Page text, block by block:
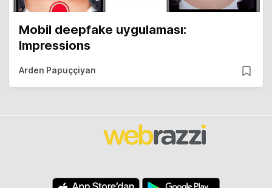
Mobil deepfake uygulaması:
Impressions
Arden Papuççiyan